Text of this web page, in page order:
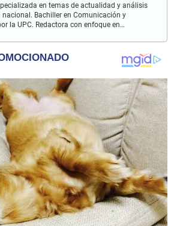
en temas de actualidad y análisis
nacional. Bachiller en Comunicación y
la UPC. Redactora con enfoque en